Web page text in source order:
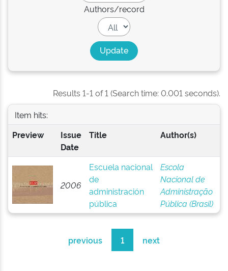
Authors/record
Results 1-1 of 1 (Search time: 0.001 seconds).
Item hits:
Preview
Issue
Date
Title Author(s)
2006
Escuela nacional
de
administración
pública
Escola
Nacional de
Administração
Pública (Brasil)
previous 1 next